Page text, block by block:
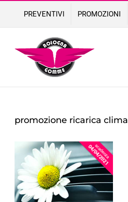
content
PREVENTIVI PROMOZIONI
promozione ricarica clima